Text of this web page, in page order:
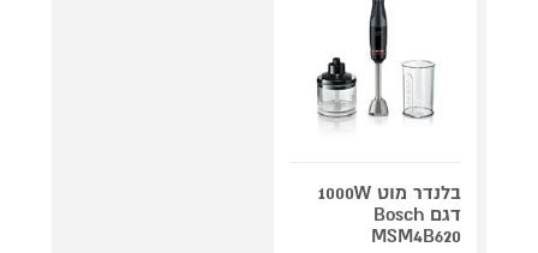
בלנדר מוט 1000W
דגם Bosch
MSM4B620